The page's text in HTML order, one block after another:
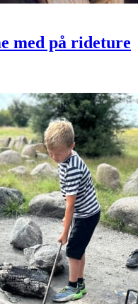
med på rideture